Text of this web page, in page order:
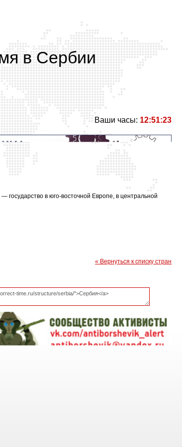
в Сербии
Ваши часы: 12:51:23
государство в юго-восточной Европе, в центральной
« Вернуться к списку стран